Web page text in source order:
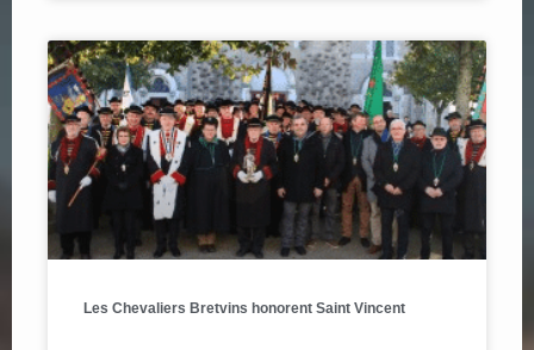
Les Chevaliers Bretvins honorent Saint Vincent